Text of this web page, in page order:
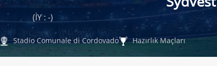
(İY : -)
Stadio Comunale di Cordovado Hazırlık Maçları